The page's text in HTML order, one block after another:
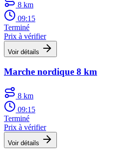
8 km
09:15
Terminé
Prix à vérifier
Voir détails
Marche nordique 8 km
8 km
09:15
Terminé
Prix à vérifier
Voir détails